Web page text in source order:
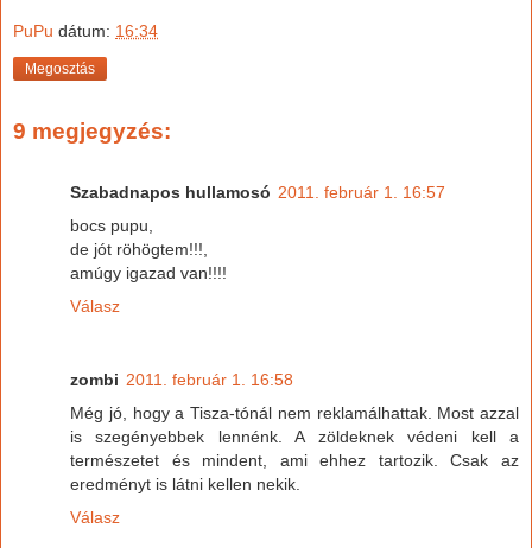
PuPu dátum: 16:34
Megosztás
9 megjegyzés:
Szabadnapos hullamosó 2011. február 1. 16:57
bocs pupu,
de jót röhögtem!!!,
amúgy igazad van!!!!
Válasz
zombi 2011. február 1. 16:58
Még jó, hogy a Tisza-tónál nem reklamálhattak. Most azzal
is szegényebbek lennénk. A zöldeknek védeni kell a
természetet és mindent, ami ehhez tartozik. Csak az
eredményt is látni kellen nekik.
Válasz